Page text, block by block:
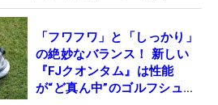
「フワフワ」と「しっかり」
の絶妙なバランス！ 新しい
『FJクオンタム』は性能
が“ど真ん中”のゴルフシュー